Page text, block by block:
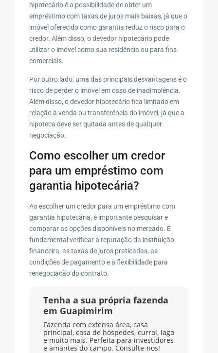
hipotecário é a possibilidade de obter um
empréstimo com taxas de juros mais baixas, já que o
imóvel oferecido como garantia reduz o risco para o
credor. Além disso, o devedor hipotecário pode
utilizar o imóvel como sua residência ou para fins
comerciais.
Por outro lado, uma das principais desvantagens é o
risco de perder o imóvel em caso de inadimplência.
Além disso, o devedor hipotecário fica limitado em
relação à venda ou transferência do imóvel, já que a
hipoteca deve ser quitada antes de qualquer
negociação.
Como escolher um credor
para um empréstimo com
garantia hipotecária?
Ao escolher um credor para um empréstimo com
garantia hipotecária, é importante pesquisar e
comparar as opções disponíveis no mercado. É
fundamental verificar a reputação da instituição
financeira, as taxas de juros praticadas, as
condições de pagamento e a flexibilidade para
renegociação do contrato.
Tenha a sua própria fazenda
em Guapimirim
Fazenda com extensa área, casa
principal, casa de hóspedes, curral, lago
e muito mais. Perfeita para investidores
e amantes do campo. Consulte-nos!